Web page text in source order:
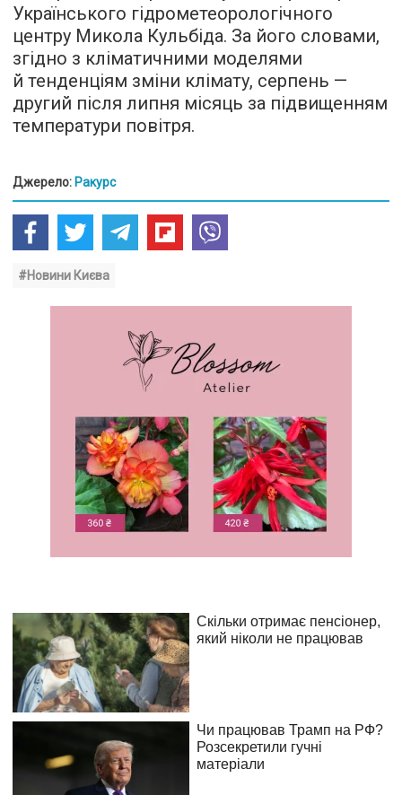
Українського гідрометеорологічного
центру Микола Кульбіда. За його словами,
згідно з кліматичними моделями
й тенденціям зміни клімату, серпень —
другий після липня місяць за підвищенням
температури повітря.
Джерело: Ракурс
#Новини Києва